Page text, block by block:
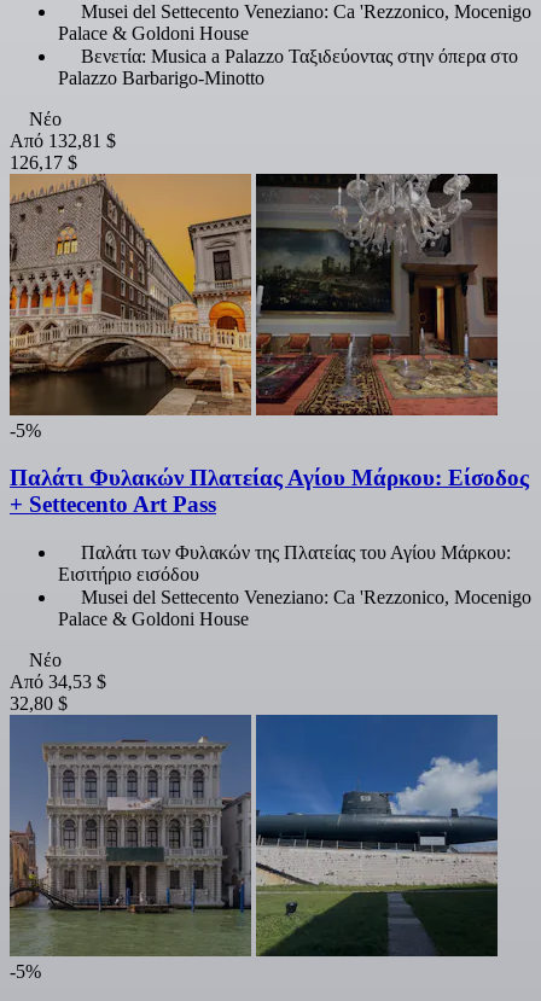
Musei del Settecento Veneziano: Ca 'Rezzonico, Mocenigo
Palace & Goldoni House
Βενετία: Musica a Palazzo Ταξιδεύοντας στην όπερα στο
Palazzo Barbarigo-Minotto
Νέο
Από 132,81 $
126,17 $
-5%
Παλάτι Φυλακών Πλατείας Αγίου Μάρκου: Είσοδος
+ Settecento Art Pass
Παλάτι των Φυλακών της Πλατείας του Αγίου Μάρκου:
Εισιτήριο εισόδου
Musei del Settecento Veneziano: Ca 'Rezzonico, Mocenigo
Palace & Goldoni House
Νέο
Από 34,53 $
32,80 $
-5%